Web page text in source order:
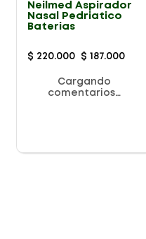
Neilmed Aspirador
Nasal Pedriatico
Baterias
$ 220.000 $ 187.000
Cargando
comentarios…